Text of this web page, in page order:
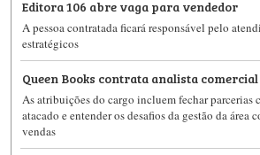
Editora 106 abre vaga para vendedor
A pessoa contratada ficará responsável pelo
estratégicos
Queen Books contrata analista comercial
As atribuições do cargo incluem fechar parcerias
atacado e entender os desafios da gestão da área
vendas